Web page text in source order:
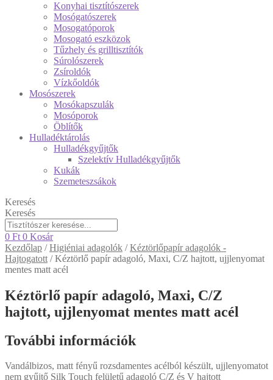
Konyhai tisztítószerek
Mosógatószerek
Mosogatóporok
Mosogató eszközok
Tűzhely és grilltisztítók
Súrolószerek
Zsíroldók
Vízkőoldók
Mosószerek
Mosókapszulák
Mosóporok
Öblítők
Hulladéktárolás
Hulladékgyűjtők
Szelektív Hulladékgyűjtők
Kukák
Szemeteszsákok
Keresés
Keresés
0 Ft 0 Kosár
Kezdőlap /Higiéniai adagolók /Kéztörlőpapír adagolók -
Hajtogatott /Kéztörlő papír adagoló, Maxi, C/Z hajtott, ujjlenyomat
mentes matt acél
Kéztörlő papír adagoló, Maxi, C/Z
hajtott, ujjlenyomat mentes matt acél
További információk
Vandálbizos, matt fényű rozsdamentes acélból készült, ujjlenyomatot
nem gyűjtő Silk Touch felületű adagoló C/Z és V hajtott